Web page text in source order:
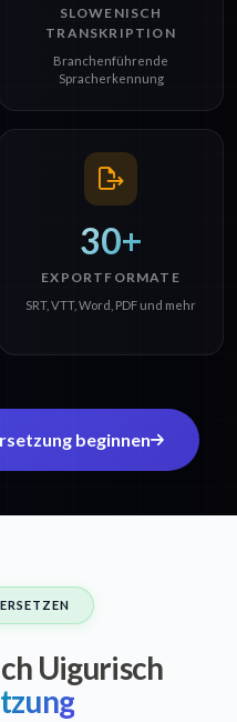
SLOWENISCH
TRANSKRIPTION
Branchenführende
Spracherkennung
30+
EXPORTFORMATE
SRT, VTT, Word, PDF und mehr
beginnen
Uigurisch